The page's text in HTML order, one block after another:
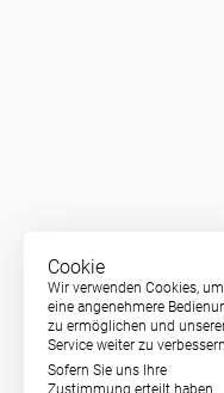
© MSA Germany 2026
Cookie
Wir verwenden Cookies, um
eine angenehmere
zu ermöglichen und
Service weiter zu
Sofern Sie uns Ihre
Zustimmung erteilt haben,